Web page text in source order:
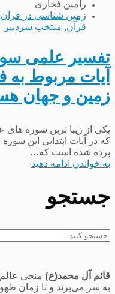
رامین فخاری
زمین شناسی در قرآن
قرآن, منتخب سردبیر
تفسیر علمی
آیات مربوط به
زمین و جهان
یکی از زیبا ترین سوره
که در آیات ابتدایی این
برده شده است که...
به خواندن ادامه دهید
جستجو
جستجو
قائم آل محمد(ع) منجی
به سر می‌برند و تا زمان